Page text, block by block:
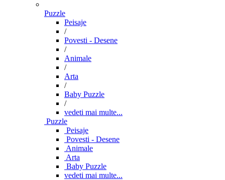
Puzzle
Peisaje
/
Povesti - Desene
/
Animale
/
Arta
/
Baby Puzzle
/
vedeti mai multe...
Puzzle
Peisaje
Povesti - Desene
Animale
Arta
Baby Puzzle
vedeti mai multe...